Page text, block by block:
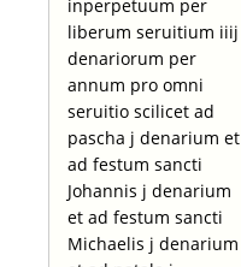
inperpetuum per
liberum seruitium iiij
denariorum per
annum pro omni
seruitio scilicet ad
pascha j denarium et
ad festum sancti
Johannis j denarium
et ad festum sancti
Michaelis j denarium